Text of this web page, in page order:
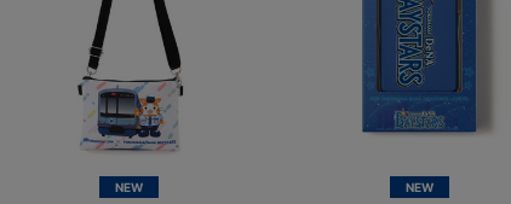
NEW NEW